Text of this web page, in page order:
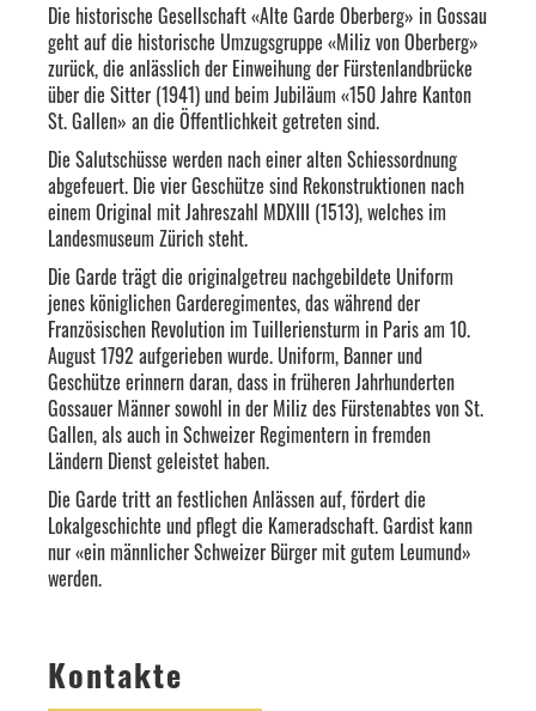
Die historische Gesellschaft «Alte Garde Oberberg» in Gossau
geht auf die historische Umzugsgruppe «Miliz von Oberberg»
zurück, die anlässlich der Einweihung der Fürstenlandbrücke
über die Sitter (1941) und beim Jubiläum «150 Jahre Kanton
St. Gallen» an die Öffentlichkeit getreten sind.
Die Salutschüsse werden nach einer alten Schiessordnung
abgefeuert. Die vier Geschütze sind Rekonstruktionen nach
einem Original mit Jahreszahl MDXIII (1513), welches im
Landesmuseum Zürich steht.
Die Garde trägt die originalgetreu nachgebildete Uniform
jenes königlichen Garderegimentes, das während der
Französischen Revolution im Tuilleriensturm in Paris am 10.
August 1792 aufgerieben wurde. Uniform, Banner und
Geschütze erinnern daran, dass in früheren Jahrhunderten
Gossauer Männer sowohl in der Miliz des Fürstenabtes von St.
Gallen, als auch in Schweizer Regimentern in fremden
Ländern Dienst geleistet haben.
Die Garde tritt an festlichen Anlässen auf, fördert die
Lokalgeschichte und pflegt die Kameradschaft. Gardist kann
nur «ein männlicher Schweizer Bürger mit gutem Leumund»
werden.
Kontakte